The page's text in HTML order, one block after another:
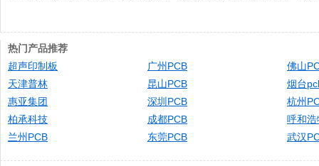
热门产品推荐
超声印制板
天津普林
惠亚集团
柏承科技
兰州PCB
广州PCB
昆山PCB
深圳PCB
成都PCB
东莞PCB
佛山
烟台
杭州
呼和浩
武汉